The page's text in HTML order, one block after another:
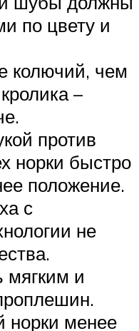
по цвету и
колючий, чем
–
против
норки быстро
положение.
с
не
и
норки менее